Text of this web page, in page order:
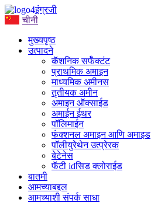
इंग्रजी
चीनी
मुख्यपृष्ठ
उत्पादने
कॅशनिक सर्फॅक्टंट
प्राथमिक अमाइन
माध्यमिक अमीनस
तृतीयक अमीन
अमाइन ऑक्साईड
अमाईन ईथर
पॉलिमाईन
फंक्शनल अमाइन आणि अमाइड
पॉलीयुरेथेन उत्प्रेरक
बेटेनेस
फॅटी idसिड क्लोराईड
बातमी
आमच्याबद्दल
आमच्याशी संपर्क साधा